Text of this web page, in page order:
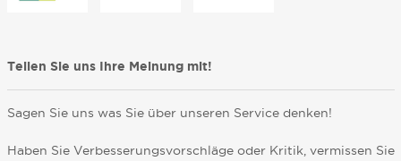
Teilen Sie uns Ihre Meinung mit!
Sagen Sie uns was Sie über unseren Service denken!
Haben Sie Verbesserungsvorschläge oder Kritik, vermissen Sie